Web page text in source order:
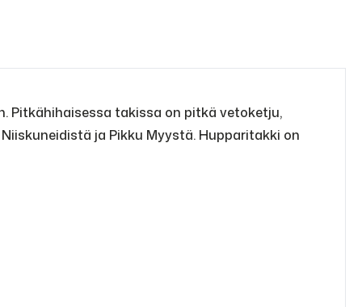
Pitkähihaisessa takissa on pitkä vetoketju,
ja Pikku Myystä. Hupparitakki on